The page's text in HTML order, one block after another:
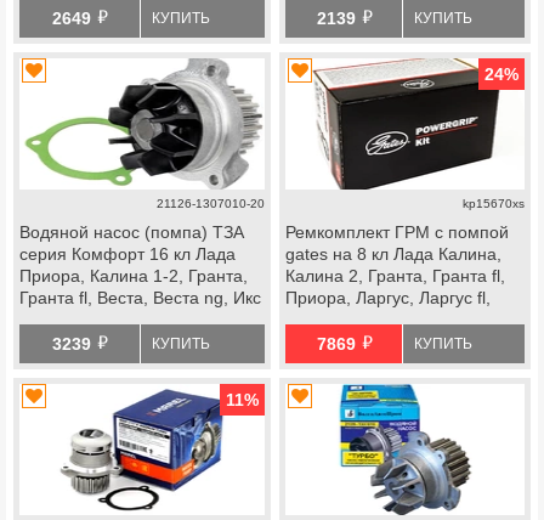
2649 й КУПИТЬ
2139 й КУПИТЬ
21126-1307010-20
Водяной насос (помпа) ТЗА
серия Комфорт 16 кл Лада
Приора, Калина 1-2, Гранта,
Гранта fl, Веста, Веста ng, Икс
ВАЗ 2114 Супер Авто, datsun
3239 й КУПИТЬ
24%
kp15670xs
Ремкомплект ГРМ с помпой
gates на 8 кл Лада Калина,
Калина 2, Гранта, Гранта fl,
Приора, Ларгус, Ларгус fl,
7869 й КУПИТЬ
11%